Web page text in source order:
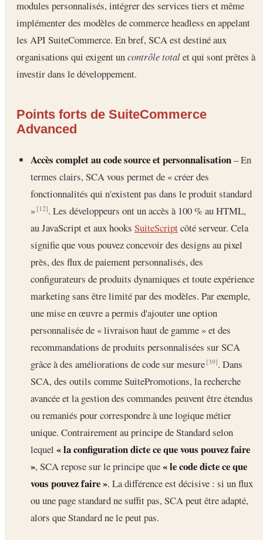
modules personnalisés, intégrer des services tiers et même
implémenter des modèles de commerce headless en appelant
les API SuiteCommerce. En bref, SCA est destiné aux
organisations qui exigent uncontrôle totalet qui sont prêtes à
investir dans le développement.
Points forts de SuiteCommerce
Advanced
Accès complet au code source et personnalisation– En
termes clairs, SCA vous permet de « créer des
fonctionnalités qui n'existent pas dans le produit standard
»[12]. Les développeurs ont un accès à 100 % au HTML,
au JavaScript et aux hooks SuiteScriptcôté serveur. Cela
signifie que vous pouvez concevoir des designs au pixel
près, des flux de paiement personnalisés, des
configurateurs de produits dynamiques et toute expérience
marketing sans être limité par des modèles. Par exemple,
une mise en œuvre a permis d'ajouter une option
personnalisée de « livraison haut de gamme » et des
recommandations de produits personnalisées sur SCA
grâce à des améliorations de code sur mesure[39]. Dans
SCA, des outils comme SuitePromotions, la recherche
avancée et la gestion des commandes peuvent être étendus
ou remaniés pour correspondre à une logique métier
unique. Contrairement au principe de Standard selon
lequel « la configuration dicte ce que vous pouvez faire
», SCA repose sur le principe que« le code dicte ce que
vous pouvez faire ». La différence est décisive : si un flux
ou une page standard ne suffit pas, SCA peut être adapté,
alors que Standard ne le peut pas.